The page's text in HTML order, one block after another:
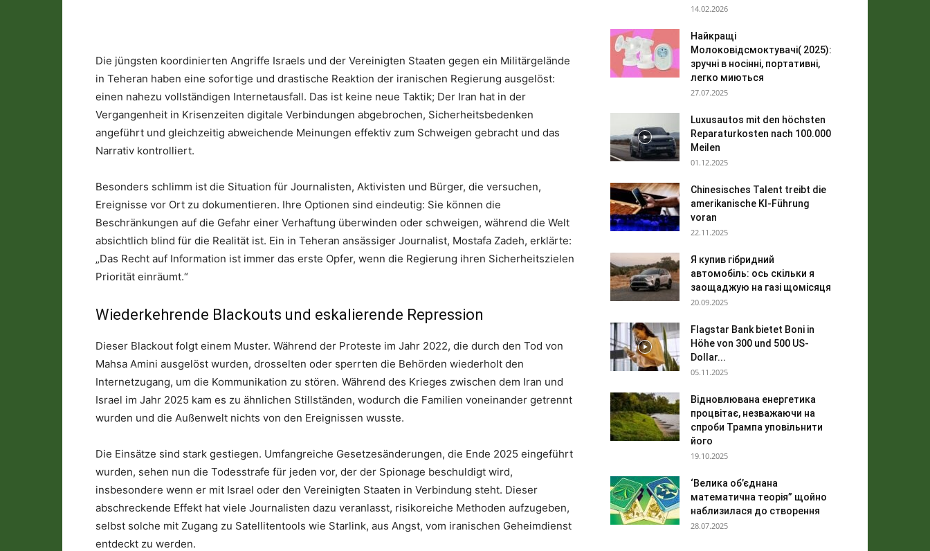
Die jüngsten koordinierten Angriffe Israels und der Vereinigten Staaten gegen ein Militärgelände
in Teheran haben eine sofortige und drastische Reaktion der iranischen Regierung ausgelöst:
einen nahezu vollständigen Internetausfall. Das ist keine neue Taktik; Der Iran hat in der
Vergangenheit in Krisenzeiten digitale Verbindungen abgebrochen, Sicherheitsbedenken
angeführt und gleichzeitig abweichende Meinungen effektiv zum Schweigen gebracht und das
Narrativ kontrolliert.
Besonders schlimm ist die Situation für Journalisten, Aktivisten und Bürger, die versuchen,
Ereignisse vor Ort zu dokumentieren. Ihre Optionen sind eindeutig: Sie können die
Beschränkungen auf die Gefahr einer Verhaftung überwinden oder schweigen, während die Welt
absichtlich blind für die Realität ist. Ein in Teheran ansässiger Journalist, Mostafa Zadeh, erklärte:
„Das Recht auf Information ist immer das erste Opfer, wenn die Regierung ihren Sicherheitszielen
Priorität einräumt.“
Wiederkehrende Blackouts und eskalierende Repression
Dieser Blackout folgt einem Muster. Während der Proteste im Jahr 2022, die durch den Tod von
Mahsa Amini ausgelöst wurden, drosselten oder sperrten die Behörden wiederholt den
Internetzugang, um die Kommunikation zu stören. Während des Krieges zwischen dem Iran und
Israel im Jahr 2025 kam es zu ähnlichen Stillständen, wodurch die Familien voneinander getrennt
wurden und die Außenwelt nichts von den Ereignissen wusste.
Die Einsätze sind stark gestiegen. Umfangreiche Gesetzesänderungen, die Ende 2025 eingeführt
wurden, sehen nun die Todesstrafe für jeden vor, der der Spionage beschuldigt wird,
insbesondere wenn er mit Israel oder den Vereinigten Staaten in Verbindung steht. Dieser
abschreckende Effekt hat viele Journalisten dazu veranlasst, risikoreiche Methoden aufzugeben,
selbst solche mit Zugang zu Satellitentools wie Starlink, aus Angst, vom iranischen Geheimdienst
entdeckt zu werden.
14.02.2026
Найкращі
Молоковідсмоктувачі( 2025):
зручні в носінні, портативні,
легко миються
27.07.2025
Luxusautos mit den höchsten
Reparaturkosten nach 100.000
Meilen
01.12.2025
Chinesisches Talent treibt die
amerikanische KI-Führung
voran
22.11.2025
Я купив гібридний
автомобіль: ось скільки я
заощаджую на газі щомісяця
20.09.2025
Flagstar Bank bietet Boni in
Höhe von 300 und 500 US-
Dollar...
05.11.2025
Відновлювана енергетика
процвітає, незважаючи на
спроби Трампа уповільнити
його
19.10.2025
‘Велика об’єднана
математична теорія” щойно
наблизилася до створення
28.07.2025